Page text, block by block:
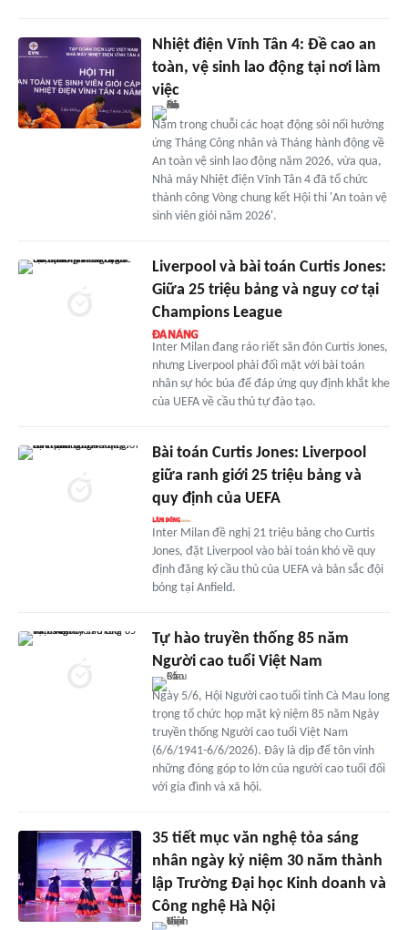
Nhiệt điện Vĩnh Tân 4: Đề cao an
toàn, vệ sinh lao động tại nơi làm
việc
Nằm trong chuỗi các hoạt động sôi nổi hưởng
ứng Tháng Công nhân và Tháng hành động về
An toàn vệ sinh lao động năm 2026, vừa qua,
Nhà máy Nhiệt điện Vĩnh Tân 4 đã tổ chức
thành công Vòng chung kết Hội thi 'An toàn vệ
sinh viên giỏi năm 2026'.
Liverpool và bài toán Curtis Jones:
Giữa 25 triệu bảng và nguy cơ tại
Champions League
Inter Milan đang ráo riết săn đón Curtis Jones,
nhưng Liverpool phải đối mặt với bài toán
nhân sự hóc búa để đáp ứng quy định khắt khe
của UEFA về cầu thủ tự đào tạo.
Bài toán Curtis Jones: Liverpool
giữa ranh giới 25 triệu bảng và
quy định của UEFA
Inter Milan đề nghị 21 triệu bảng cho Curtis
Jones, đặt Liverpool vào bài toán khó về quy
định đăng ký cầu thủ của UEFA và bản sắc đội
bóng tại Anfield.
Tự hào truyền thống 85 năm
Người cao tuổi Việt Nam
Ngày 5/6, Hội Người cao tuổi tỉnh Cà Mau long
trọng tổ chức họp mặt kỷ niệm 85 năm Ngày
truyền thống Người cao tuổi Việt Nam
(6/6/1941-6/6/2026). Đây là dịp để tôn vinh
những đóng góp to lớn của người cao tuổi đối
với gia đình và xã hội.
35 tiết mục văn nghệ tỏa sáng
nhân ngày kỷ niệm 30 năm thành
lập Trường Đại học Kinh doanh và
Công nghệ Hà Nội